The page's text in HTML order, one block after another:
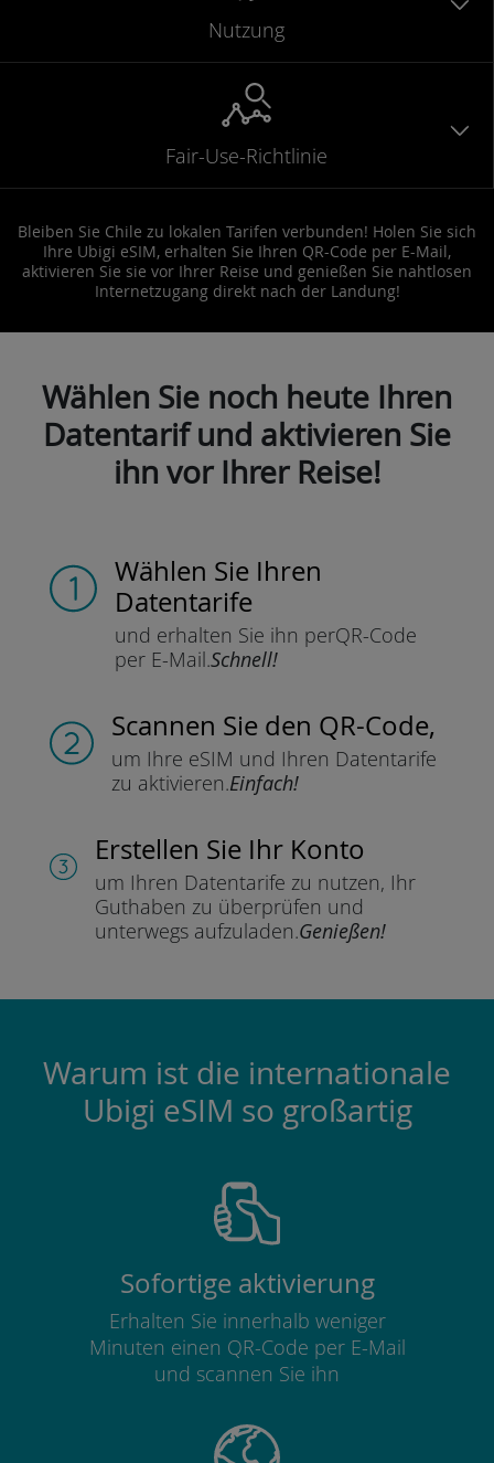
Nutzung
Fair-Use-Richtlinie
Bleiben Sie Chile zu lokalen Tarifen verbunden! Holen Sie sich
Ihre Ubigi eSIM, erhalten Sie Ihren QR-Code per E-Mail,
aktivieren Sie sie vor Ihrer Reise und genießen Sie nahtlosen
Internetzugang direkt nach der Landung!
Wählen Sie noch heute Ihren
Datentarif und aktivieren Sie
ihn vor Ihrer Reise!
Wählen Sie Ihren
Datentarife
und erhalten Sie ihn perQR-Code
per E-Mail.Schnell!
Scannen Sie den QR-Code,
um Ihre eSIM und Ihren Datentarife
zu aktivieren.Einfach!
Erstellen Sie Ihr Konto
um Ihren Datentarife zu nutzen, Ihr
Guthaben zu überprüfen und
unterwegs aufzuladen.Genießen!
Warum ist die internationale
Ubigi eSIM so großartig
Sofortige aktivierung
Erhalten Sie innerhalb weniger
Minuten einen QR-Code per E-Mail
und scannen Sie ihn